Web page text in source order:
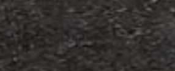
sin verksamhet genom